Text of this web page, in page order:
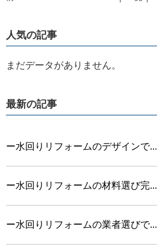
人気の記事
まだデータがありません。
最新の記事
ー水回りリフォームのデザインで...
ー水回りリフォームの材料選び完...
ー水回りリフォームの業者選びで...